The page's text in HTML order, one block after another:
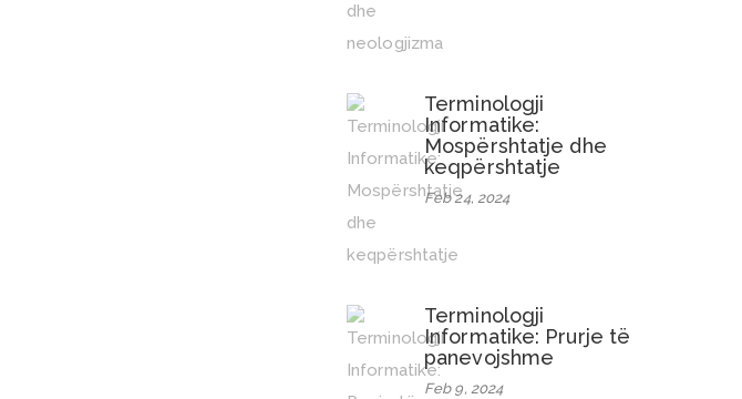
Terminologji
Informatike:
Mospërshtatje dhe
keqpërshtatje
Feb 24, 2024
Terminologji
Informatike: Prurje të
panevojshme
Feb 9, 2024